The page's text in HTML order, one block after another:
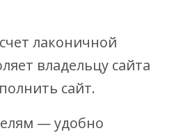
лаконичной
владельцу сайта
сайт.
— удобно